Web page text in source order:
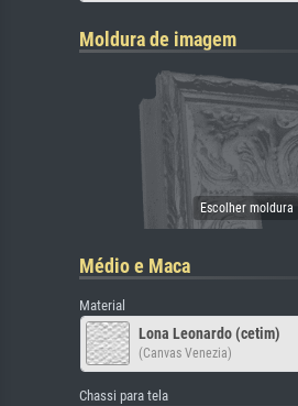
Moldura de imagem
Médio e Maca
Material
Lona Leonardo (cetim)
(Canvas Venezia)
Chassi para tela